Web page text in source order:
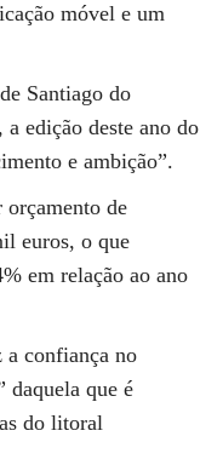
móvel e um
Santiago do
edição deste ano do
e ambição”.
orçamento de
euros, o que
em relação ao ano
a confiança no
daquela que é
do litoral